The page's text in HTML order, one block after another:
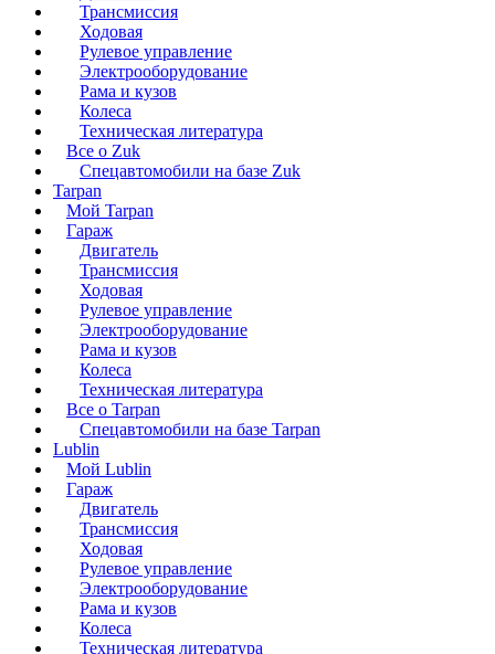
Трансмиссия
Ходовая
Рулевое управление
Электрооборудование
Рама и кузов
Колеса
Техническая литература
Все о Zuk
Спецавтомобили на базе Zuk
Tarpan
Мой Tarpan
Гараж
Двигатель
Трансмиссия
Ходовая
Рулевое управление
Электрооборудование
Рама и кузов
Колеса
Техническая литература
Все о Tarpan
Спецавтомобили на базе Tarpan
Lublin
Мой Lublin
Гараж
Двигатель
Трансмиссия
Ходовая
Рулевое управление
Электрооборудование
Рама и кузов
Колеса
Техническая литература